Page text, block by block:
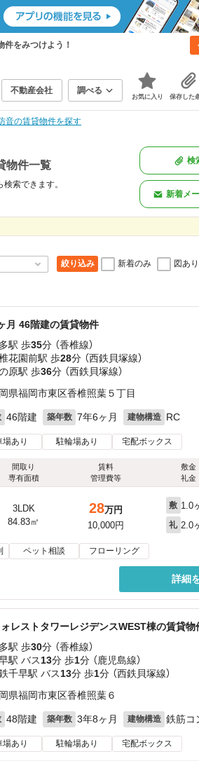
をみつけよう！
不動産会社 調べる
お気に入り 保存した
音の賃貸物件を探す
物件一覧
索できます。
検
新着メ
絞り込み 新着のみ 図あり
月 46階建の賃貸物件
駅 歩35分 （香椎線）
花園前駅 歩28分 （西鉄貝塚線）
原駅 歩36分 （西鉄貝塚線）
県福岡市東区香椎照葉５丁目
46階建 築年数 7年6ヶ月 建物構造 RC
場あり 駐輪場あり 宅配ボックス
間取り
専有面積
賃料
管理費等
敷金
礼金
3LDK
84.83㎡
28万円
10,000円
敷 1.0
礼 2.0
ペット相談 フローリング
詳細
レストタワーレジデンスWEST棟の賃貸物
駅 歩30分 （香椎線）
駅 バス13分 歩1分 （鹿児島線）
千早駅 バス13分 歩1分 （西鉄貝塚線）
県福岡市東区香椎照葉６
48階建 築年数 3年8ヶ月 建物構造 鉄筋コ
場あり 駐輪場あり 宅配ボックス